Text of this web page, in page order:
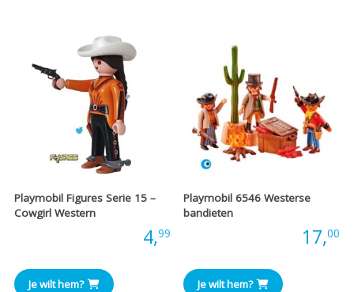
Playmobil Figures Serie 15 –
Cowgirl Western
4,99
Je wilt hem?
Playmobil 6546 Westerse
bandieten
17,00
Je wilt hem?